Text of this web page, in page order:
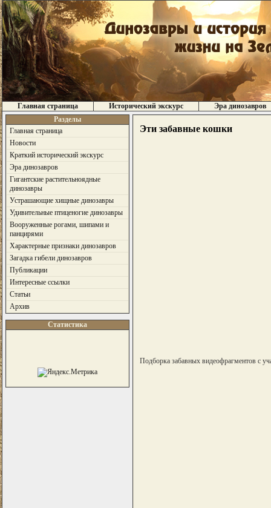
Главная страница Исторический экскурс
Эра динозавров
Разделы
Главная страница
Новости
Краткий исторический экскурс
Эра динозавров
Гигантские растительноядные
динозавры
Устрашающие хищные динозавры
Удивительные птиценогие динозавры
Вооруженные рогами, шипами и
панцирями
Характерные признаки динозавров
Загадка гибели динозавров
Публикации
Интересные ссылки
Статьи
Архив
Статистика
Эти забавные кошки
Подборка забавных видеофрагментов с